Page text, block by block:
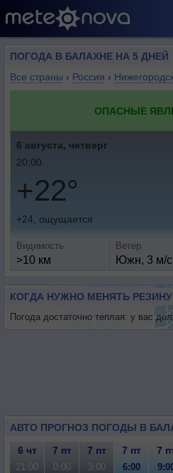
ПОГОДА В БАЛАХНЕ НА 5 ДНЕЙ
Все страны › Россия ›
ОПАСНЫЕ
6 августа, четверг
20:00
+22°
+24, ощущается
Видимость
>10 км
Ветер
Южн, 3 м/с
КОГДА НУЖНО МЕНЯТЬ РЕЗИНУ
Погода достаточно теплая: у вас
АВТО ПРОГНОЗ ПОГОДЫ В
6 чт 7 пт 7 пт 7 пт 7
21:00 0:00 3:00 6:00